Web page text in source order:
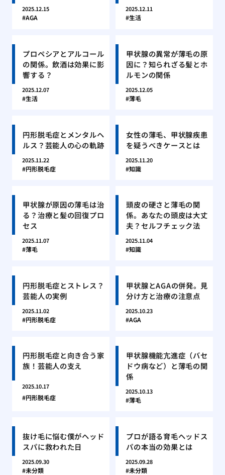
2025.12.15
AGA
2025.12.11
生活
プロペシアとアルコール
の関係。飲酒は効果に影
響する？
2025.12.07
生活
甲状腺の異常が薄毛の原
因に？知られざる髪とホ
ルモンの関係
2025.12.05
薄毛
円形脱毛症とメンタルヘ
ルス？芸能人の心の軌跡
2025.11.22
円形脱毛症
女性の薄毛、甲状腺疾患
を疑うべきケースとは
2025.11.20
知識
甲状腺が原因の薄毛は治
る？治療と髪の回復プロ
セス
2025.11.07
薄毛
頭皮の硬さと薄毛の関
係。あなたの頭皮は大丈
夫？セルフチェック法
2025.11.04
知識
円形脱毛症とストレス？
芸能人の実例
2025.11.02
円形脱毛症
甲状腺とAGAの併発。見
分け方と治療の注意点
2025.10.23
AGA
円形脱毛症と向き合う家
族！芸能人の支え
2025.10.17
円形脱毛症
甲状腺機能亢進症（バセ
ドウ病など）と薄毛の関
係
2025.10.13
薄毛
抜け毛に悩む僕がヘッド
スパに救われた日
2025.09.30
未分類
プロが語る育毛ヘッドス
パの本当の効果とは
2025.09.28
未分類